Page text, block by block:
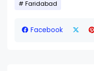
Faridabad
Facebook